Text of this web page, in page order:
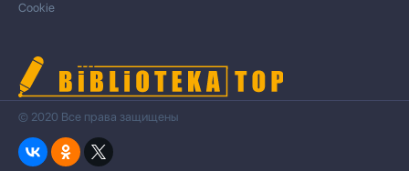
Cookie
© 2020 Все права защищены